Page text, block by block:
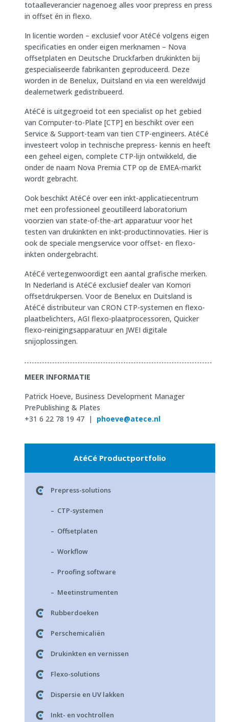
totaalleverancier nagenoeg alles voor prepress en press
in offset én in flexo.
In licentie worden – exclusief voor AtéCé volgens eigen
specificaties en onder eigen merknamen – Nova
offsetplaten en Deutsche Druckfarben drukinkten bij
gespecialiseerde fabrikanten geproduceerd. Deze
worden in de Benelux, Duitsland en via een wereldwijd
dealernetwerk gedistribueerd.
AtéCé is uitgegroeid tot een specialist op het gebied
van Computer-to-Plate [CTP] en beschikt over een
Service & Support-team van tien CTP-engineers. AtéCé
investeert volop in technische prepress- kennis en heeft
een geheel eigen, complete CTP-lijn ontwikkeld, die
onder de naam Nova Premia CTP op de EMEA-markt
wordt gebracht.
Ook beschikt AtéCé over een inkt-applicatiecentrum
met een professioneel geoutilleerd laboratorium
voorzien van state-of-the-art apparatuur voor het
testen van drukinkten en inkt-productinnovaties. Hier is
ook de speciale mengservice voor offset- en flexo-
inkten ondergebracht.
AtéCé vertegenwoordigt een aantal grafische merken.
In Nederland is AtéCé exclusief dealer van Komori
offsetdrukpersen. Voor de Benelux en Duitsland is
AtéCé distributeur van CRON CTP-systemen en flexo-
plaatbelichters, AGI flexo-plaatprocessoren, Quicker
flexo-reinigingsapparatuur en JWEI digitale
snijoplossingen.
MEER INFORMATIE
Patrick Hoeve, Business Development Manager
PrePublishing & Plates
+31 6 22 78 19 47 | phoeve@atece.nl
AtéCé Productportfolio
Prepress-solutions
– CTP-systemen
– Offsetplaten
– Workflow
– Proofing software
– Meetinstrumenten
Rubberdoeken
Perschemicaliën
Drukinkten en vernissen
Flexo-solutions
Dispersie en UV lakken
Inkt- en vochtrollen